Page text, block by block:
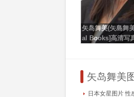
矢岛舞美(矢島舞
al Books]高清写
矢岛舞美
日本女星图片 性